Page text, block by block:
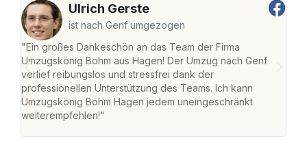
Ulrich Gerste
ist nach Genf umgezogen
"Ein großes Dankeschön an das Team der Firma
Umzugskönig Bohm aus Hagen! Der Umzug nach Genf
verlief reibungslos und stressfrei dank der
professionellen Unterstützung des Teams. Ich kann
Umzugskönig Bohm Hagen jedem uneingeschränkt
weiterempfehlen!"